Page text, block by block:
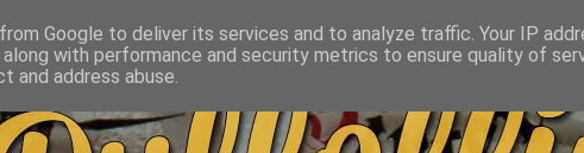
Google to deliver its services and to analyze traffic. Your IP
with performance and security metrics to ensure quality of
and address abuse.